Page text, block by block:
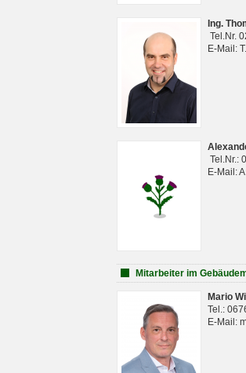
Ing.
Tel.Nr.
E-Mail:
Tel.Nr.:
E-Mail:
Mitarbeiter im
Mario
Tel.:
E-Mail: